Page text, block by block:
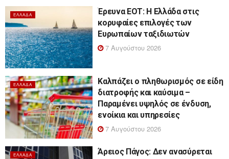
ΕΛΛΆΔΑ
Έρευνα ΕΟΤ: Η Ελλάδα στις
κορυφαίες επιλογές των
Ευρωπαίων ταξιδιωτών
7 Αυγούστου 2026
ΕΛΛΆΔΑ
Καλπάζει ο πληθωρισμός σε είδη
διατροφής και καύσιμα –
Παραμένει υψηλός σε ένδυση,
ενοίκια και υπηρεσίες
7 Αυγούστου 2026
ΕΛΛΆΔΑ
Άρειος Πάγος: Δεν ανασύρεται